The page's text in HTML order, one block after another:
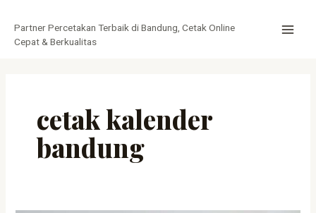
konten
Partner Percetakan Terbaik di Bandung, Cetak Online
Cepat & Berkualitas
cetak kalender
bandung